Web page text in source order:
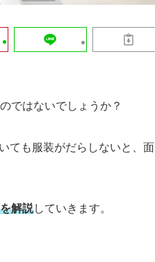
ではないでしょうか？
ても服装がだらしないと、面
解説していきます。